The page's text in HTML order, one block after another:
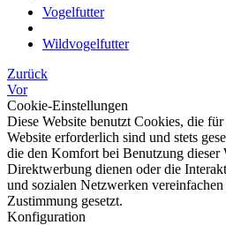
Vogelfutter
Wildvogelfutter
Zurück
Vor
Cookie-Einstellungen
Diese Website benutzt Cookies, die
Website erforderlich sind und stets
die den Komfort bei Benutzung dieser
Direktwerbung dienen oder die
und sozialen Netzwerken
Zustimmung gesetzt.
Konfiguration